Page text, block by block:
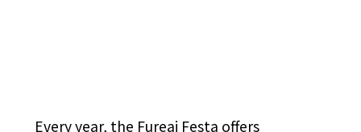
Every year, the Fureai Festa offers